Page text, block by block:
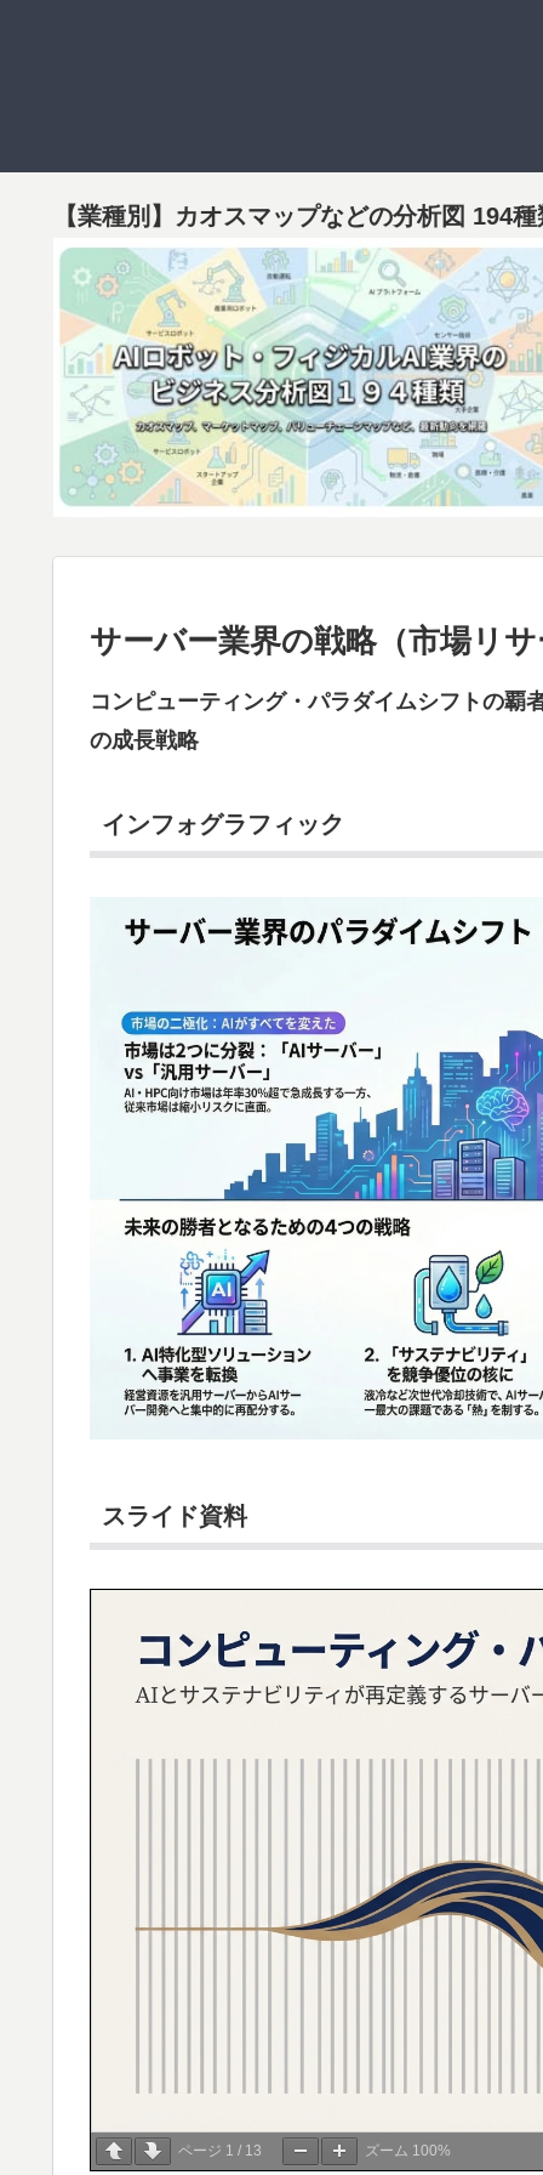
【業種別】カオスマップなどの分析図 194
サーバー業界の戦略（市場リ
コンピューティング・パラダイムシフトの覇
の成長戦略
インフォグラフィック
スライド資料
ページ 1 / 13 ズーム 100%